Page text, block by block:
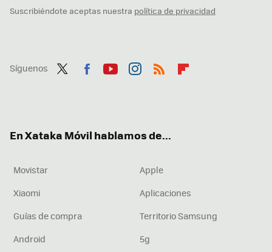
Suscribiéndote aceptas nuestra política de privacidad
Síguenos
En Xataka Móvil hablamos de...
Movistar
Apple
Xiaomi
Aplicaciones
Guías de compra
Territorio Samsung
Android
5g